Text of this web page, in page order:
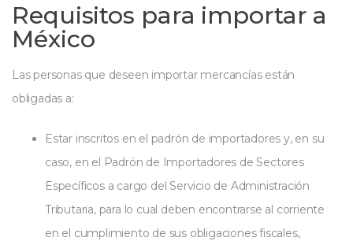
Requisitos para importar a
México
Las personas que deseen importar mercancías están
obligadas a:
Estar inscritos en el padrón de importadores y, en su
caso, en el Padrón de Importadores de Sectores
Específicos a cargo del Servicio de Administración
Tributaria, para lo cual deben encontrarse al corriente
en el cumplimiento de sus obligaciones fiscales,